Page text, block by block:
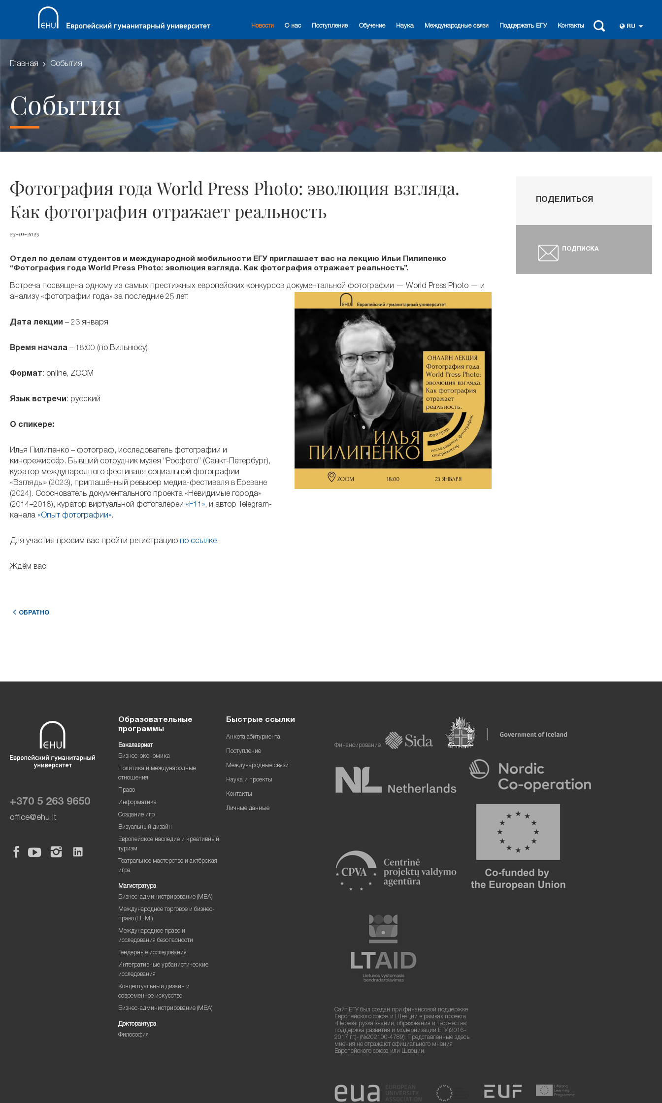
Новости О нас Поступление Обучение Наука Международные связи Поддержать ЕГУ Контакты RU
Главная События
События
Фотография года World Press Photo: эволюция взгляда.
Как фотография отражает реальность
23-01-2025
Отдел по делам студентов и международной мобильности ЕГУ приглашает вас на лекцию Ильи Пилипенко
“Фотография года World Press Photo: эволюция взгляда. Как фотография отражает реальность”.
Встреча посвящена одному из самых престижных европейских конкурсов документальной фотографии — World Press Photo — и
анализу «фотографии года» за последние 25 лет.
Дата лекции – 23 января
Время начала – 18:00 (по Вильнюсу).
Формат: online, ZOOM
Язык встречи: русский
О спикере:
Илья Пилипенко – фотограф, исследователь фотографии и
кинорежиссёр. Бывший сотрудник музея “Росфото” (Санкт-Петербург),
куратор международного фестиваля социальной фотографии
«Взгляды» (2023), приглашённый ревьюер медиа-фестиваля в Ереване
(2024). Сооснователь документального проекта «Невидимые города»
(2014–2018), куратор виртуальной фотогалереи «F11», и автор Telegram-
канала «Опыт фотографии».
Для участия просим вас пройти регистрацию по ссылке.
Ждём вас!
ОБРАТНО
ПОДЕЛИТЬСЯ
ПОДПИСКА
+370 5 263 9650
office@ehu.lt
Образовательные
программы
Бакалавриат
Бизнес-экономика
Политика и международные
отношения
Право
Информатика
Создание игр
Визуальный дизайн
Европейское наследие и креативный
туризм
Театральное мастерство и актёрская
игра
Магистратура
Бизнес-администрирование (MBA)
Международное торговое и бизнес-
право (LL.M.)
Международное право и
исследования безопасности
Гендерные исследования
Интегративные урбанистические
исследования
Концептуальный дизайн и
современное искусство
Бизнес-администрирование (MBA)
Докторантура
Философия
Быстрые ссылки
Анкета абитуриента
Поступление
Международные связи
Наука и проекты
Контакты
Личные данные
Финансирование
Сайт ЕГУ был создан при финансовой поддержке
Европейского союза и Швеции в рамках проекта
«Перезагрузка знаний, образования и творчества:
поддержка развития и модернизации ЕГУ (2016-
2017 гг.)» (№202100-4789). Представленные здесь
мнения не отражают официального мнения
Европейского союза или Швеции.